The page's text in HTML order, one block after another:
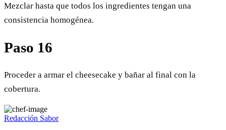
Mezclar hasta que todos los ingredientes tengan una
consistencia homogénea.
Paso 16
Proceder a armar el cheesecake y bañar al final con la
cobertura.
Redacción Sabor